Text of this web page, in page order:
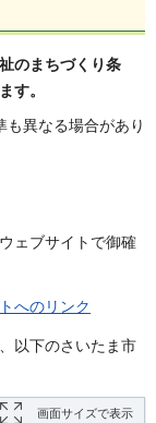
のまちづくり条
す。
異なる場合があり
ェブサイトで御確
へのリンク
以下のさいたま市
画面サイズで表示